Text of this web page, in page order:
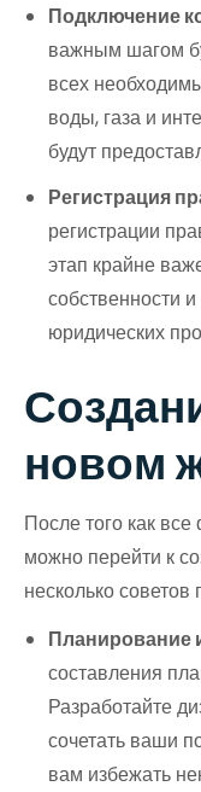
Подключение
важным шагом
всех
воды, газа и
будут
Регистрация
регистрации
этап крайне
собственности
юридических
новом
После того как
можно перейти к
несколько советов
Планирование
составления
Разработайте
сочетать ваши
вам избежать